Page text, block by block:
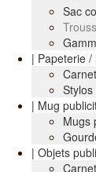
Sac
| Papeterie /
| Mug
Mugs
| Objets